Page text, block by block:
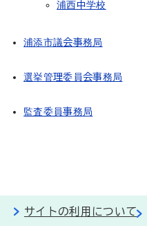
浦西中学校
浦添市議会事務局
選挙管理委員会事務局
監査委員事務局
サイトの利用について